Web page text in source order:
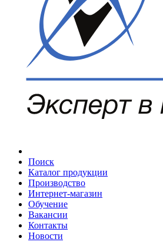
Поиск
Каталог продукции
Производство
Интернет-магазин
Обучение
Вакансии
Контакты
Новости